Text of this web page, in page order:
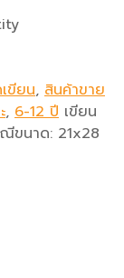
ขียน, สินค้าขาย
, 6-12 ปี เขียน
ณีขนาด: 21x28